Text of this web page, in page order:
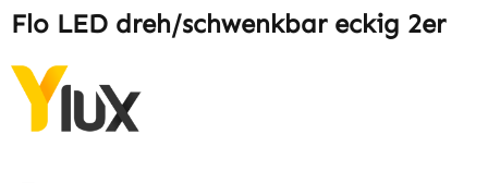
Flo LED dreh/schwenkbar eckig 2er